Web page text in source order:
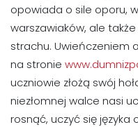
opowiada o sile oporu,
warszawiaków, ale
strachu. Uwieńczeniem
na stronie
uczniowie złożą swój
niezłomnej walce nasi
rosnąć, uczyć się